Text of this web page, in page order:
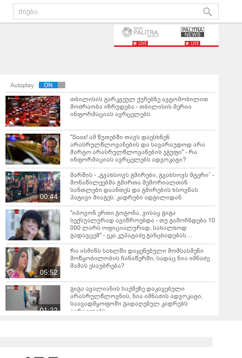
LIVE LIVE
Autoplay
თბილისის გარკვეულ ქუჩებზე ავტომობილით
მოძრაობა იზრუდება - თბილისის მერია
ინფორმაციას ავრცელებს
"Soos! ამ წუთებში თავს დაესხნენ
არასრულწლოვანების და სავარაუდოდ არა
მარტო არასრულწლოვანების ჯგუფი" - რა
ინფორმაციას ავრცელებს ადვოკატი?
00:44
მარშის - „გვახსოვს გმირები, გვახსოვს მტერი” -
მონაწილეებმა გმირთა მემორიალთან
სანთლები დაანთეს და გმირების ხსოვნას
პატივი მიაგეს: კადრები ადგილიდან
"იპოვონ ერთი გოგონა, ვისაც გიგა
სექსუალურად ავიწროებდა - თუ გამოჩნდება 10
000 ლარს ოფიციალურად, სახალხოდ
გადავცემ" - ეკა კუპატაძე განცხადებას
ავრცელებს
05:52
რა ისმინს სახლში დაყენებული მომსასმენი
მოწყობილობის ჩანაწერში, სადაც ნია იმნაძე
მამას ესაუბრება?
01:22
გიგა ავალიანის საქმეზე დაკავებული
არასრულწლოვნის, ნია იმნაძის ადვოკატი,
საავადმყოფოში გადაღებულ კადრებს
ავრცელებს